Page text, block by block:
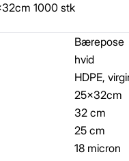
1000 stk
Bærepose
hvid
HDPE,
25x32cm
32 cm
25 cm
18 micron